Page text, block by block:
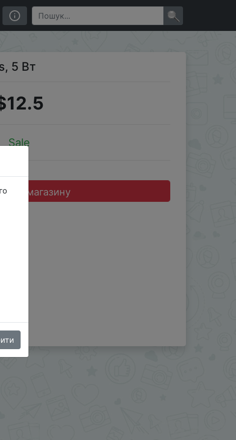
5 Вт
Sale
до магазину